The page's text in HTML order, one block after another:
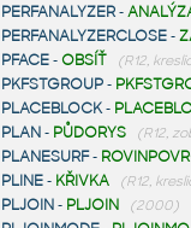
PERFANALYZER-
PERFANALYZERCLOSE-
PFACE-OBSÍŤ (R12,
PKFSTGROUP-
PLACEBLOCK-
PLAN- PŮDORYS (R12,
PLANESURF-
PLINE- KŘIVKA (R12,
PLJOIN- PLJOIN (2000)